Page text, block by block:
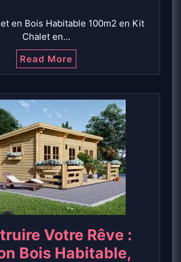
en Bois Habitable 100m2 en Kit
Chalet en…
Read More
Votre Rêve :
Bois Habitable,